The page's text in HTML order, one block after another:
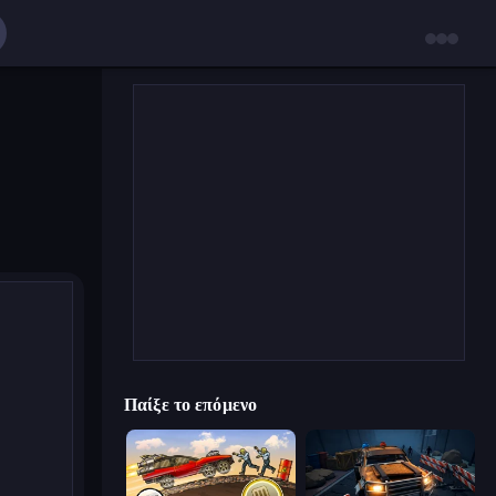
Παίξε το επόμενο